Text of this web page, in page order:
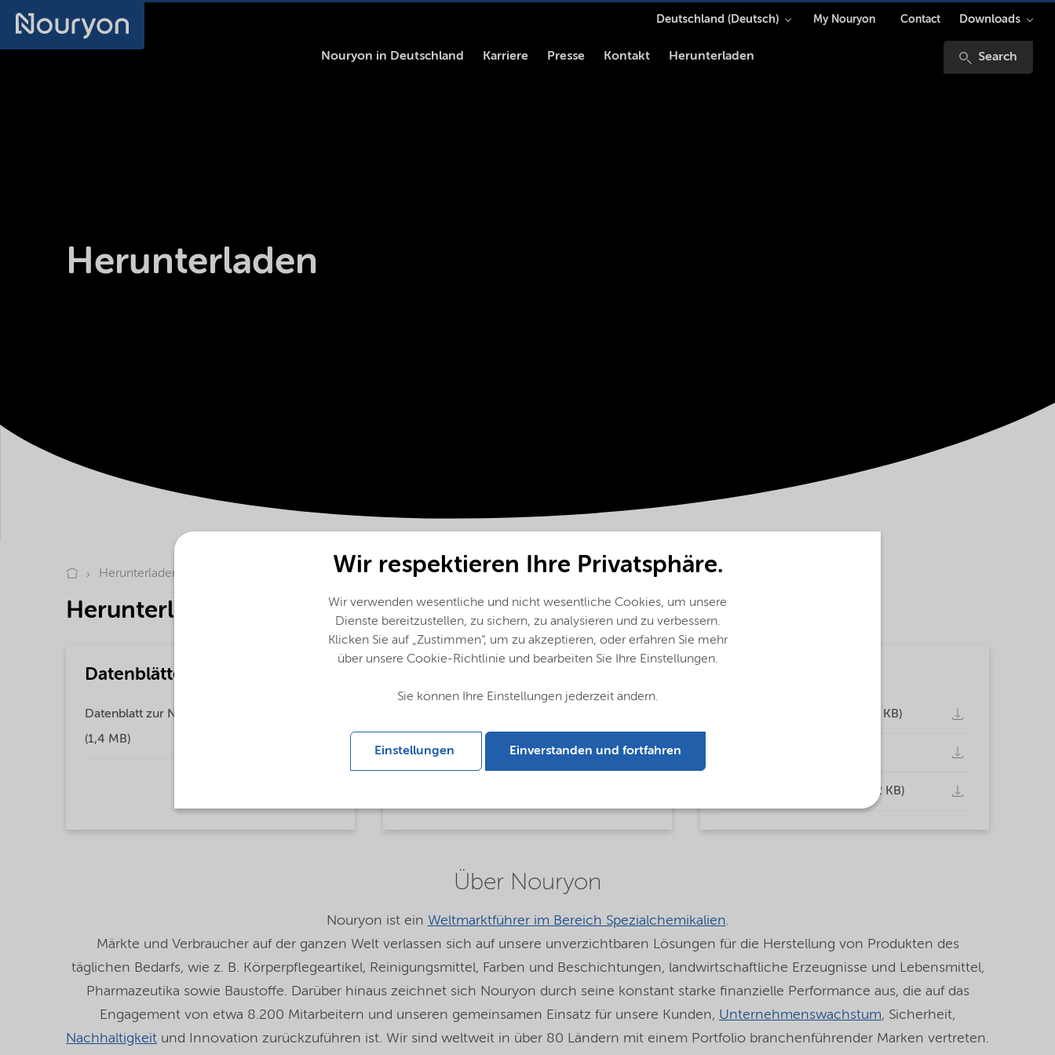
Nouryon in Deutschland Karriere Presse Kontakt Herunterladen Search
Deutschland (Deutsch) My Nouryon Contact Downloads
Herunterladen
Herunterladen
Herunterladen
Datenblätter Deutschland
Datenblatt zur Nachhhaltigkeit 2020
(1,4 MB)
Deutschland
Flyer neues Werk zur Chelate-
Datenschutzerklärung (119,8 KB)
Nutzungsbedingungen (119,2 KB)
Über Nouryon
Nouryon ist ein Weltmarktführer im Bereich Spezialchemikalien.
Märkte und Verbraucher auf der ganzen Welt verlassen sich auf unsere unverzichtbaren Lösungen für die Herstellung von Produkten des
täglichen Bedarfs, wie z. B. Körperpflegeartikel, Reinigungsmittel, Farben und Beschichtungen, landwirtschaftliche Erzeugnisse und Lebensmittel,
Pharmazeutika sowie Baustoffe. Darüber hinaus zeichnet sich Nouryon durch seine konstant starke finanzielle Performance aus, die auf das
Engagement von etwa 8.200 Mitarbeitern und unseren gemeinsamen Einsatz für unsere Kunden, Unternehmenswachstum, Sicherheit,
Nachhaltigkeit und Innovation zurückzuführen ist. Wir sind weltweit in über 80 Ländern mit einem Portfolio branchenführender Marken vertreten.
Wir respektieren Ihre Privatsphäre.
Wir verwenden wesentliche und nicht wesentliche Cookies, um unsere
Dienste bereitzustellen, zu sichern, zu analysieren und zu verbessern.
Klicken Sie auf „Zustimmen“, um zu akzeptieren, oder erfahren Sie mehr
über unsere Cookie-Richtlinie und bearbeiten Sie Ihre Einstellungen.
Sie können Ihre Einstellungen jederzeit ändern.
Einstellungen Einverstanden und fortfahren